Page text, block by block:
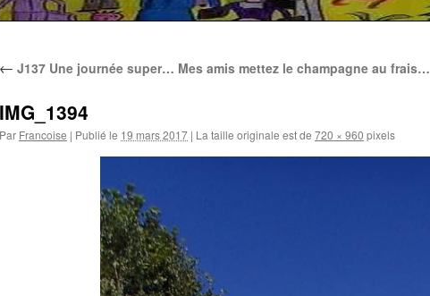
← J137 Une journée super… Mes amis mettez le champagne au frais…
IMG_1394
Par Francoise | Publié le 19 mars 2017 | La taille originale est de 720 × 960 pixels